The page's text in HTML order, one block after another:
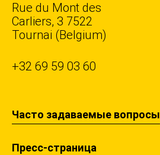
Rue du Mont des
Carliers, 3 7522
Tournai (Belgium)
+32 69 59 03 60
Часто задаваемые вопросы
Пресс-страница